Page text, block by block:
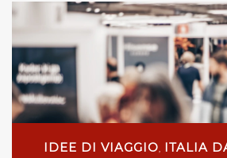
IDEE DI VIAGGIO, ITALIA